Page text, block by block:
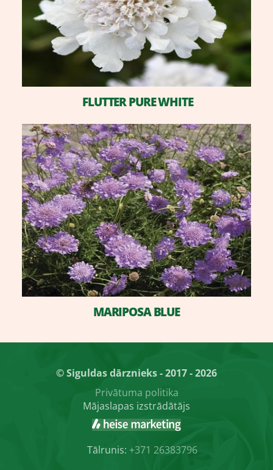
FLUTTER PURE WHITE
MARIPOSA BLUE
© Siguldas dārznieks - 2017 - 2026
Privātuma politika
Mājaslapas izstrādātājs
Tālrunis: +371 26383796